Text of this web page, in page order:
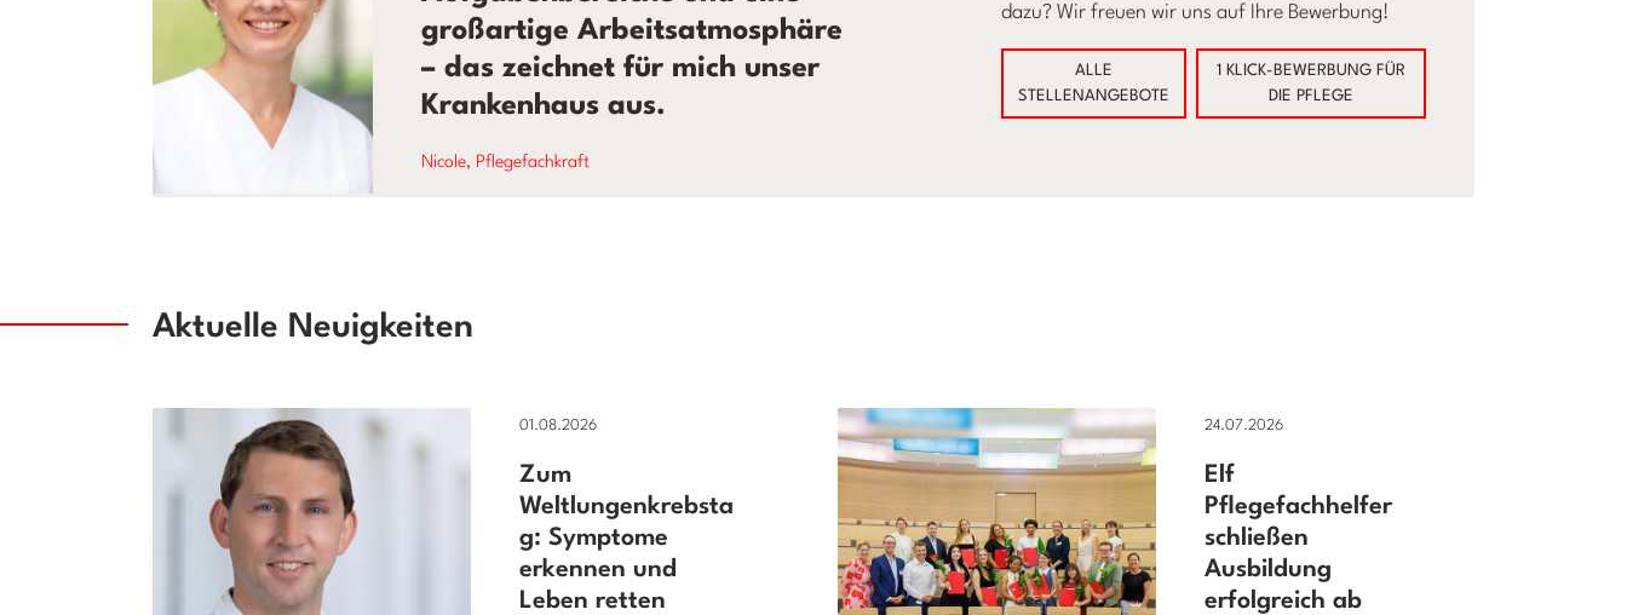
großartige Arbeitsatmosphäre
– das zeichnet für mich unser
Krankenhaus aus.
Nicole, Pflegefachkraft
dazu? Wir freuen wir uns auf Ihre Bewerbung!
ALLE
STELLENANGEBOTE
1 KLICK-BEWERBUNG FÜR
DIE PFLEGE
Aktuelle Neuigkeiten
01.08.2026
Zum
Weltlungenkrebsta
g: Symptome
erkennen und
Leben retten
24.07.2026
Elf
Pflegefachhelfer
schließen
Ausbildung
erfolgreich ab